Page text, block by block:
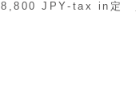
8,800 JPY-tax in定